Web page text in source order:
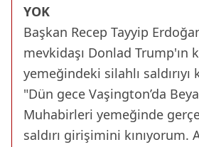
YOK
Başkan Recep Tayyip
mevkidaşı Donlad Trump'ın
yemeğindeki silahlı saldırıyı
"Dün gece Vaşington’da
Muhabirleri yemeğinde
saldırı girişimini kınıyorum.